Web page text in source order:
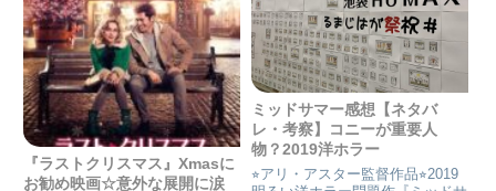
『ラストクリスマス』Xmasに
お勧め映画☆意外な展開に涙
ミッドサマー感想【ネタバ
レ・考察】コニーが重要人
物？2019洋ホラー
⭐︎アリ・アスター監督作品⭐︎2019